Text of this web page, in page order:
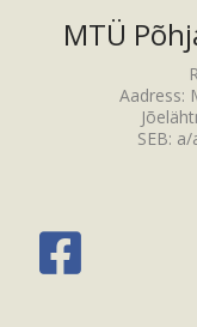
MTÜ
Aadress:
SEB: